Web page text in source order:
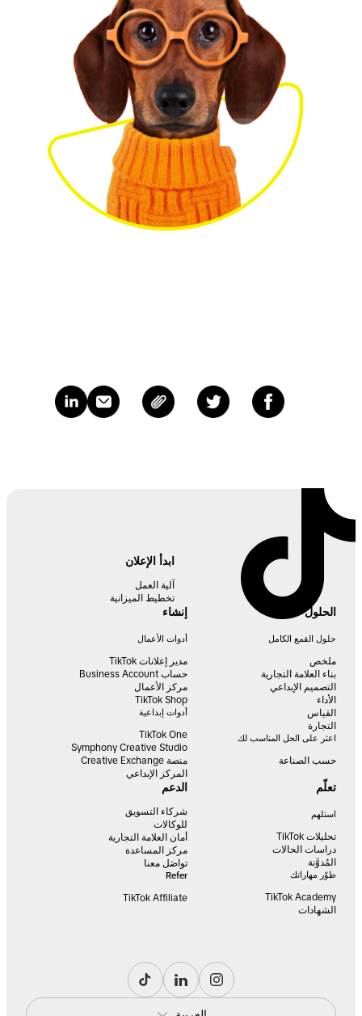
ابدأ الإعلان
آلية العمل
تخطيط الميزانية
الحلول
حلول القمع الكامل
ملخص
بناء العلامة التجارية
التصميم الإبداعي
الأداء
القياس
التجارة
اعثر على الحل المناسب لك
حسب الصناعة
إنشاء
أدوات الأعمال
مدير إعلانات TikTok
حساب Business Account
مركز الأعمال
TikTok Shop
أدوات إبداعية
TikTok One
Symphony Creative Studio
منصة Creative Exchange
المركز الإبداعي
تعلّم
استلهم
تحليلات TikTok
دراسات الحالات
المُدوَّنة
طوّر مهاراتك
TikTok Academy
الشهادات
الدعم
شركاء التسويق
للوكالات
أمان العلامة التجارية
مركز المساعدة
تواصَل معنا
Refer
TikTok Affiliate